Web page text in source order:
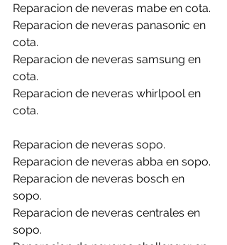
Reparacion de neveras mabe en cota.
Reparacion de neveras panasonic en
cota.
Reparacion de neveras samsung en
cota.
Reparacion de neveras whirlpool en
cota.
Reparacion de neveras sopo.
Reparacion de neveras abba en sopo.
Reparacion de neveras bosch en
sopo.
Reparacion de neveras centrales en
sopo.